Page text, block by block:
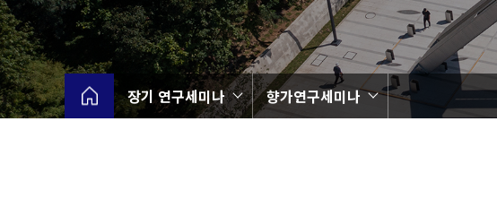
장기 연구세미나 향가연구세미나